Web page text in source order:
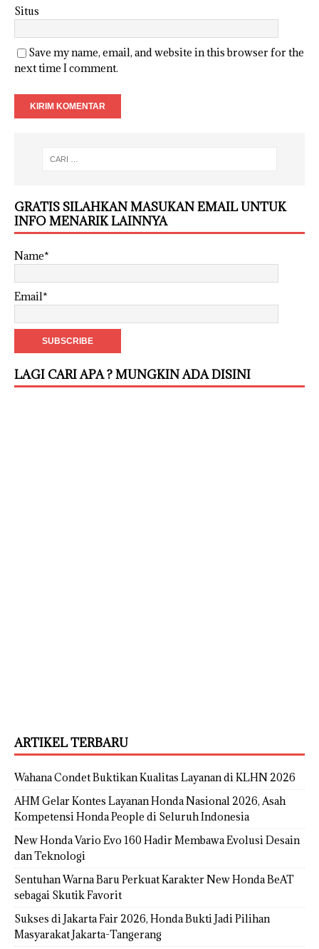
Situs
Save my name, email, and website in this browser for the
next time I comment.
GRATIS SILAHKAN MASUKAN EMAIL UNTUK
INFO MENARIK LAINNYA
Name*
Email*
LAGI CARI APA ? MUNGKIN ADA DISINI
ARTIKEL TERBARU
Wahana Condet Buktikan Kualitas Layanan di KLHN 2026
AHM Gelar Kontes Layanan Honda Nasional 2026, Asah
Kompetensi Honda People di Seluruh Indonesia
New Honda Vario Evo 160 Hadir Membawa Evolusi Desain
dan Teknologi
Sentuhan Warna Baru Perkuat Karakter New Honda BeAT
sebagai Skutik Favorit
Sukses di Jakarta Fair 2026, Honda Bukti Jadi Pilihan
Masyarakat Jakarta-Tangerang